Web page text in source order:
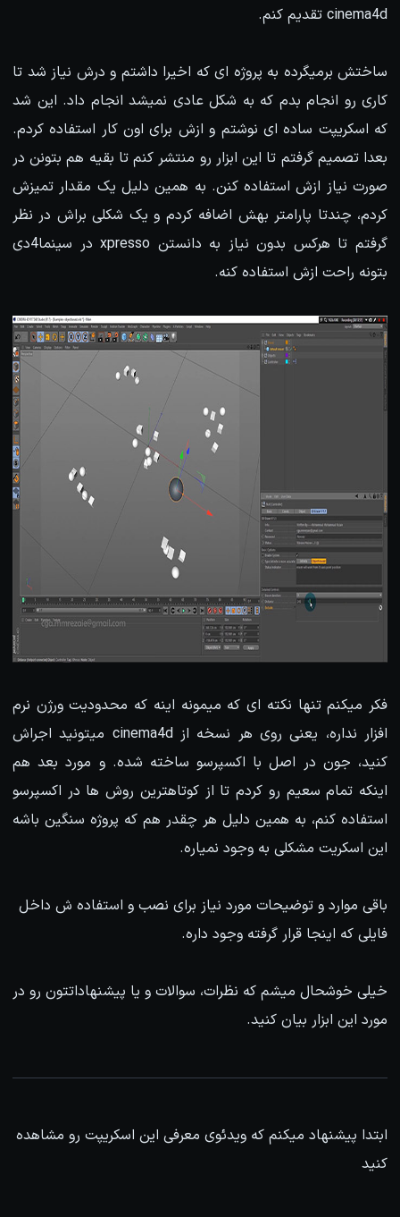
cinema4d تقدیم کنم.
ساختش برمیگرده به پروژه ای که اخیرا داشتم و درش نیاز شد تا
کاری رو انجام بدم که به شکل عادی نمیشد انجام داد. این شد
که اسکریپت ساده ای نوشتم و ازش برای اون کار استفاده کردم.
بعدا تصمیم گرفتم تا این ابزار رو منتشر کنم تا بقیه هم بتونن در
صورت نیاز ازش استفاده کنن. به همین دلیل یک مقدار تمیزش
کردم، چندتا پارامتر بهش اضافه کردم و یک شکلی براش در نظر
گرفتم تا هرکس بدون نیاز به دانستن xpresso در سینما4دی
بتونه راحت ازش استفاده کنه.
فکر میکنم تنها نکته ای که میمونه اینه که محدودیت ورژن نرم
افزار نداره، یعنی روی هر نسخه از cinema4d میتونید اجراش
کنید، جون در اصل با اکسپرسو ساخته شده. و مورد بعد هم
اینکه تمام سعیم رو کردم تا از کوتاهترین روش ها در اکسپرسو
استفاده کنم، به همین دلیل هر چقدر هم که پروژه سنگین باشه
این اسکریت مشکلی به وجود نمیاره.
باقی موارد و توضیحات مورد نیاز برای نصب و استفاده ش داخل
فایلی که اینجا قرار گرفته وجود داره.
خیلی خوشحال میشم که نظرات، سوالات و یا پیشنهاداتتون رو در
مورد این ابزار بیان کنید.
ابتدا پیشنهاد میکنم که ویدئوی معرفی این اسکریپت رو مشاهده
کنید